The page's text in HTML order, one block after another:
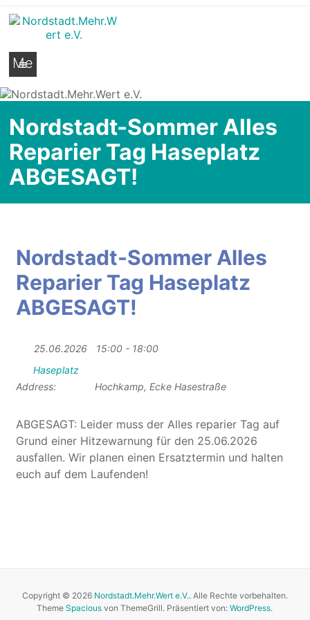
Nordstadt.Mehr.Wert e.V.
Stadtteilseite der Hildesheimer Nordstadt
Me
Nordstadt-Sommer Alles
Reparier Tag Haseplatz
ABGESAGT!
Nordstadt-Sommer Alles
Reparier Tag Haseplatz
ABGESAGT!
25.06.2026
15:00 - 18:00
Haseplatz
Address:
Hochkamp, Ecke Hasestraße
ABGESAGT: Leider muss der Alles reparier Tag auf
Grund einer Hitzewarnung für den 25.06.2026
ausfallen. Wir planen einen Ersatztermin und halten
euch auf dem Laufenden!
Copyright © 2026 Nordstadt.Mehr.Wert e.V.. Alle Rechte vorbehalten.
ThemeSpacious von ThemeGrill. Präsentiert von:WordPress.